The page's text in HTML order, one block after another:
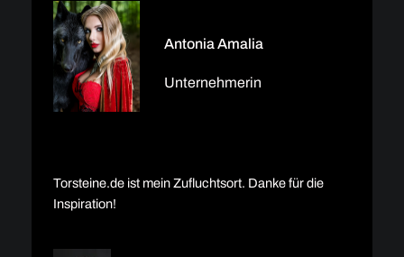
Antonia Amalia
Unternehmerin
Torsteine.de ist mein Zufluchtsort. Danke für die
Inspiration!